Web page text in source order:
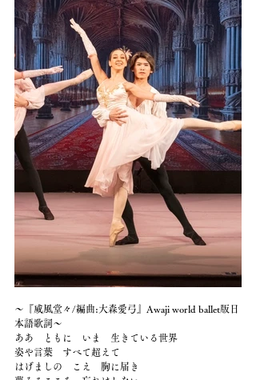
〜『威風堂々/編曲:大森愛弓』Awaji world ballet版日
本語歌詞〜
ああ　ともに　いま　生きている世界
姿や言葉　すべて超えて
はげましの　こえ　胸に届き